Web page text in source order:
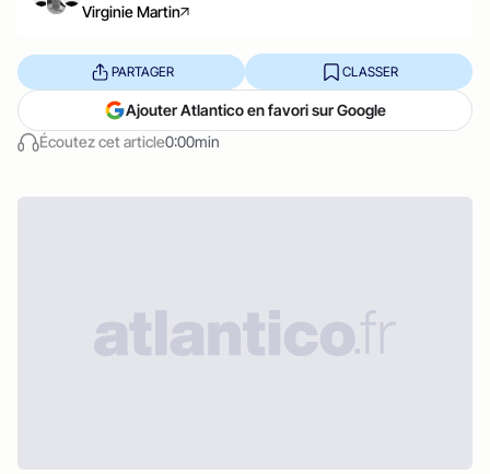
Virginie Martin
Écoutez cet article0:00min
PARTAGER CLASSER
Ajouter Atlantico en favori sur Google